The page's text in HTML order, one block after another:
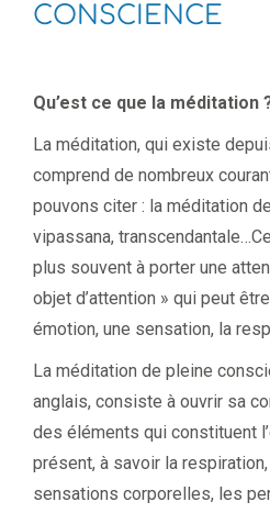
CONSCIENCE
Qu’est ce que la méditation
La méditation, qui existe
comprend de nombreux
pouvons citer : la méditation
vipassana,
plus souvent à porter une
objet d’attention » qui peut
émotion, une sensation, la
La méditation de pleine
anglais, consiste à ouvrir sa
des éléments qui constituent
présent, à savoir la
sensations corporelles, les